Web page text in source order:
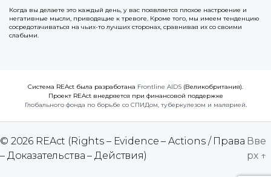
Когда вы делаете это каждый день, у вас появляется плохое настроение и
негативные мысли, приводящие к тревоге. Кроме того, мы имеем тенденцию
сосредотачиваться на чьих-то лучших сторонах, сравнивая их со своими
слабыми.
Система REAct была разработана Frontline AIDS (Великобритания).
Проект REAct внедряется при финансовой поддержке
Глобального фонда по борьбе со СПИДом, туберкулезом и малярией.
© 2026 REAct (Rights – Evidence – Actions / Права
– Доказательства – Действия)
Вве
рх ↑